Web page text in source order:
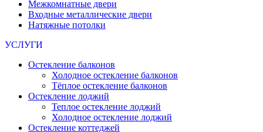
Межкомнатные двери
Входные металлические двери
Натяжные потолки
УСЛУГИ
Остекление балконов
Холодное остекление балконов
Тёплое остекление балконов
Остекление лоджий
Теплое остекление лоджий
Холодное остекление лоджий
Остекление коттеджей